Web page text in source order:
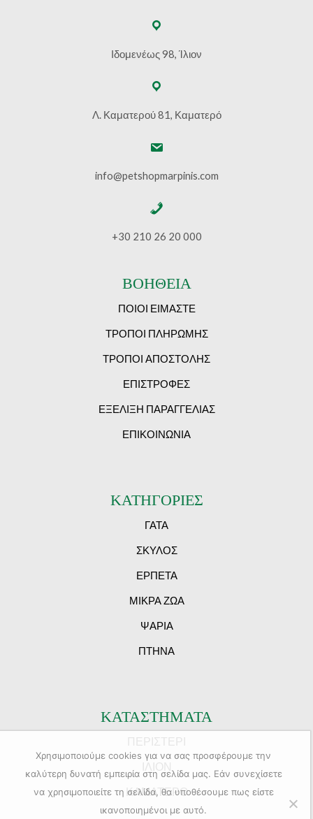
Ιδομενέως 98, Ίλιον
Λ. Καματερού 81, Καματερό
info@petshopmarpinis.com
+30 210 26 20 000
ΒΟΗΘΕΙΑ
ΠΟΙΟΙ ΕΙΜΑΣΤΕ
ΤΡΟΠΟΙ ΠΛΗΡΩΜΗΣ
ΤΡΟΠΟΙ ΑΠΟΣΤΟΛΗΣ
ΕΠΙΣΤΡΟΦΕΣ
ΕΞΕΛΙΞΗ ΠΑΡΑΓΓΕΛΙΑΣ
ΕΠΙΚΟΙΝΩΝΙΑ
ΚΑΤΗΓΟΡΙΕΣ
ΓΑΤΑ
ΣΚΥΛΟΣ
ΕΡΠΕΤΑ
ΜΙΚΡΑ ΖΩΑ
ΨΑΡΙΑ
ΠΤΗΝΑ
ΚΑΤΑΣΤΗΜΑΤΑ
ΚΑΜΑΤΕΡΟ
Χρησιμοποιούμε cookies για να σας προσφέρουμε την
καλύτερη δυνατή εμπειρία στη σελίδα μας. Εάν συνεχίσετε
να χρησιμοποιείτε τη σελίδα, θα υποθέσουμε πως είστε
ικανοποιημένοι με αυτό.